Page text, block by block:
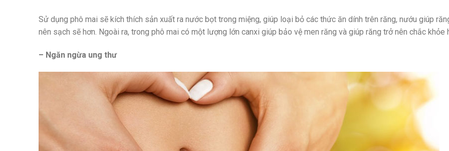
Sử dụng phô mai sẽ kích thích sản xuất ra nước bọt trong miệng, giúp loại bỏ các thức ăn dính trên răng, nướu giúp
nên sạch sẽ hơn. Ngoài ra, trong phô mai có một lượng lớn canxi giúp bảo vệ men răng và giúp răng trở nên chắc khỏe
– Ngăn ngừa ung thư